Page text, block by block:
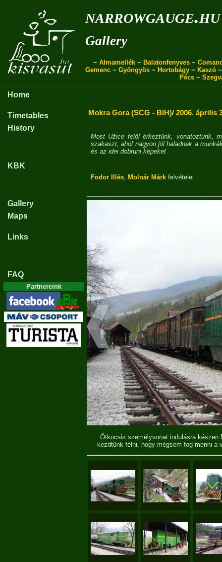
narrowgauge.hu
Gallery
~ Almamellék ~ Balatonfenyves ~
Gemenc ~ Gyöngyös ~ Hortobágy ~ Kaszó
Pécs ~
Home
Timetables
History
KBK
Gallery
Maps
Links
FAQ
Partnereink
Mokra Gora (SCG - BIH)/ 2006. április
Most Užice felől érkeztünk, vonatoztunk,
szakaszt, ahol nagyon jól haladnak a
és az idei dobruni képeket
Fodor Illés, Molnár Márk felvételei
Ötkocsis személyvonat indulásra
kezdtünk félni, hogy mégsem fog menni